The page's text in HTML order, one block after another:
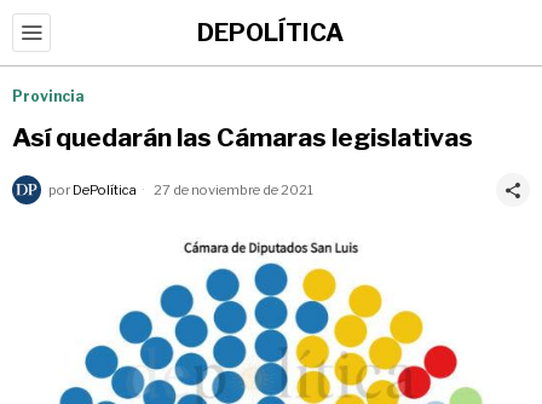
DEPOLÍTICA
Provincia
Así quedarán las Cámaras legislativas
por DePolítica 27 de noviembre de 2021